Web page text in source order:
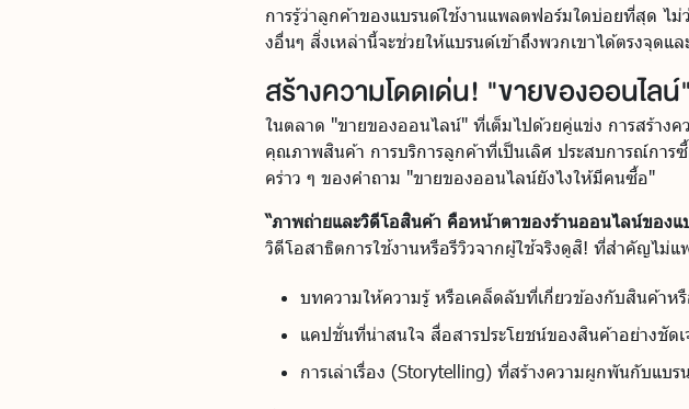
การรู้ว่าลูกค้าของแบรนด์ใช้งานแพลตฟอร์มใดบ่อยที่สุด ไม่
งอื่นๆ สิ่งเหล่านี้จะช่วยให้แบรนด์เข้าถึงพวกเขาได้ตรงจุดแ
สร้างความโดดเด่น! "ขายของออนไลน์
ในตลาด "ขายของออนไลน์" ที่เต็มไปด้วยคู่แข่ง การสร้าง
คุณภาพสินค้า การบริการลูกค้าที่เป็นเลิศ ประสบการณ์กา
คร่าว ๆ ของคำถาม "ขายของออนไลน์ยังไงให้มีคนซื้อ"
“ภาพถ่ายและวิดีโอสินค้า คือหน้าตาของร้านออนไลน์ของแ
วิดีโอสาธิตการใช้งานหรือรีวิวจากผู้ใช้จริงดูสิ! ที่สำคัญไม่แ
บทความให้ความรู้ หรือเคล็ดลับที่เกี่ยวข้องกับสินค้าหรื
แคปชั่นที่น่าสนใจ สื่อสารประโยชน์ของสินค้าอย่างชัดเ
การเล่าเรื่อง (Storytelling) ที่สร้างความผูกพันกับแบร